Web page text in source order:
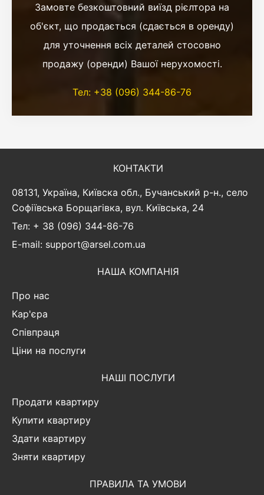
Замовте безкоштовний виїзд рієлтора на
об'єкт, що продається (сдається в оренду)
для уточнення всіх деталей стосовно
продажу (оренди) Вашої нерухомості.
Тел: +38 (096) 344-86-76
КОНТАКТИ
08131, Україна, Київска обл., Бучанський р-н., село
Софіївська Борщагівка, вул. Київська, 24
Тел: + 38 (096) 344-86-76
E-mail: support@arsel.com.ua
НАША КОМПАНІЯ
Про нас
Кар'єра
Співпраця
Ціни на послуги
НАШІ ПОСЛУГИ
Продати квартиру
Купити квартиру
Здати квартиру
Зняти квартиру
ПРАВИЛА ТА УМОВИ